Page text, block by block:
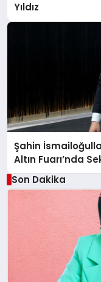
Yıldız
Şahin
Altın Fuarı’nda
Son Dakika